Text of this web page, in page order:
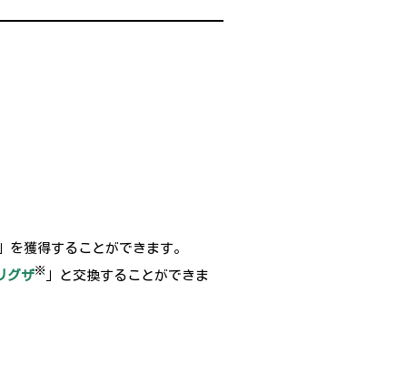
を獲得することができます。
グザ※」と交換することができま